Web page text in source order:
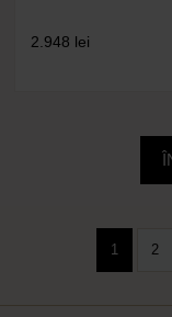
2.948 lei
1 2